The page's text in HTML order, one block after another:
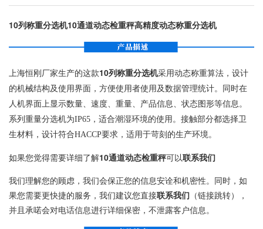
10列称重分选机10通道动态检重秤高精度动态称重分选机
上海恒刚厂家生产的这款10列称重分选机采用动态称重算法，设计
的机械结构及使用界面，方便使用者使用及数据管理统计。同时在
人机界面上显示数量、速度、重量、产品信息、状态图形等信息。
系列重量分选机为IP65，适合潮湿环境的使用。接触部分都选择卫
生材料，设计符合HACCP要求，适用于苛刻的生产环境。
如果您觉得需要详细了解10通道动态检重秤可以联系我们
我们理解您的顾虑，我们会保正您的信息安诠和机密性。同时，如
果您需要更快捷的服务，我们建议您直接联系我们 （链接跳转），
并且承喏会对电话信息进行详细保密，不泄露客户信息。